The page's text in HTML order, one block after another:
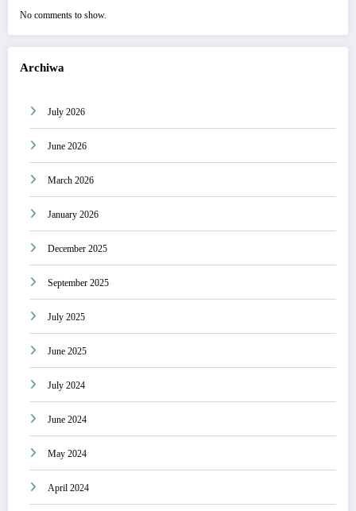
No comments to show.
Archiwa
July 2026
June 2026
March 2026
January 2026
December 2025
September 2025
July 2025
June 2025
July 2024
June 2024
May 2024
April 2024